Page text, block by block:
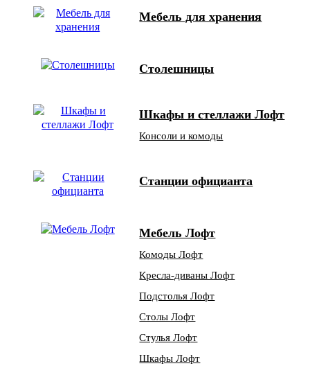
Мебель для хранения
Столешницы
Шкафы и стеллажи Лофт
Консоли и комоды
Станции официанта
Мебель Лофт
Комоды Лофт
Кресла-диваны Лофт
Подстолья Лофт
Столы Лофт
Стулья Лофт
Шкафы Лофт